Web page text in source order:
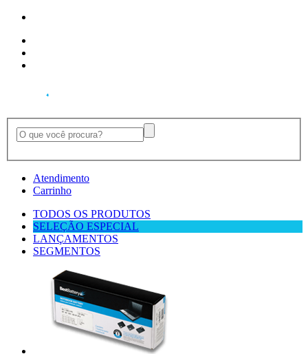
Atendimento
Carrinho
TODOS OS PRODUTOS
SELEÇÃO ESPECIAL
LANÇAMENTOS
SEGMENTOS